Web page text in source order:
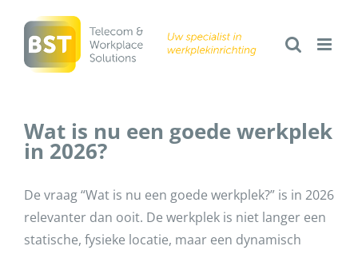
naar
inhoud
Wat is nu een goede werkplek
in 2026?
De vraag “Wat is nu een goede werkplek?” is in 2026
relevanter dan ooit. De werkplek is niet langer een
statische, fysieke locatie, maar een dynamisch